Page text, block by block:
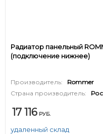
Радиатор панельный
(подключение нижнее)
Производитель:
Rommer
Страна производитель:
17 116 РУБ.
удаленный склад